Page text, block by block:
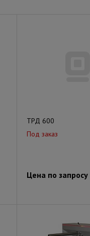
ТРД 600
Под заказ
Цена по запросу